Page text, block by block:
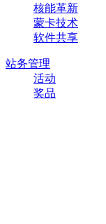
核能革新
蒙卡技术
软件共享
站务管理
活动
奖品